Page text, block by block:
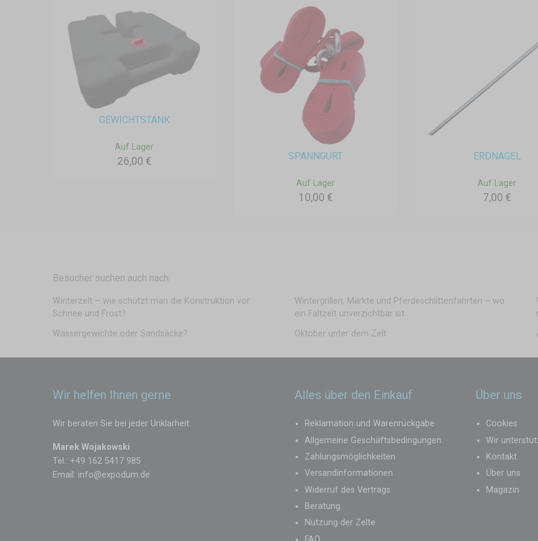
GEWICHTSTANK
Auf Lager
26,00 € SPANNGURT
Auf Lager
10,00 €
ERDNAGEL
Auf Lager
7,00 €
Besucher suchen auch nach:
Winterzelt – wie schützt man die Konstruktion vor
Schnee und Frost?
Wintergrillen, Märkte und Pferdeschlittenfahrten – wo
ein Faltzelt unverzichtbar ist
Wassergewichte oder Sandsäcke?
Oktober unter dem Zelt
Wir helfen Ihnen gerne
Wir beraten Sie bei jeder Unklarheit:
Marek Wojakowski
Tel.: +49 162 5417 985
Email: info@expodum.de
Alles über den Einkauf
Reklamation und Warenrückgabe
Allgemeine Geschäftsbedingungen
Zahlungsmöglichkeiten
Versandinformationen
Widerruf des Vertrags
Beratung
Nutzung der Zelte
Über uns
Cookies
Wir
Kontakt
Über uns
Magazin